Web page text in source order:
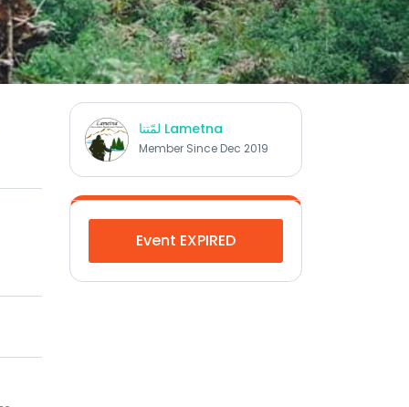
لمّتنا Lametna
Member Since Dec 2019
Event EXPIRED